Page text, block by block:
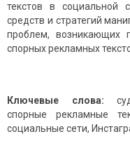
текстов в социальной
средств и стратегий
проблем, возникающих
спорных рекламных
Ключевые слова:
спорные рекламные
социальные сети,